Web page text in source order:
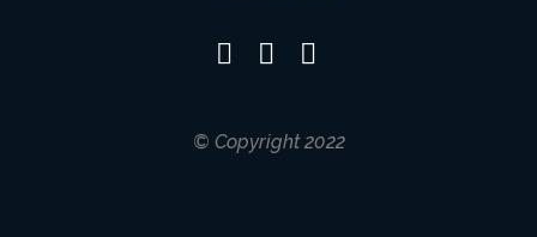
© Copyright 2022